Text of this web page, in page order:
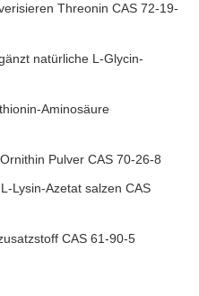
Threonin CAS 72-19-
natürliche L-Glycin-
Aminosäure
Pulver CAS 70-26-8
Lysin-Azetat salzen CAS
CAS 61-90-5